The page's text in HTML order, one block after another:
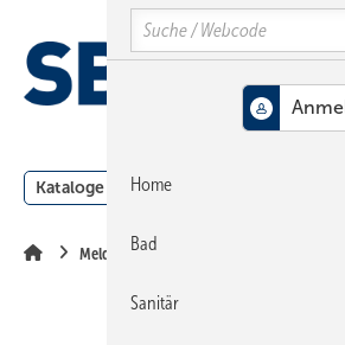
Hauptinhalt
Hauptmenü
SiteSearch
Kataloge Meldungen
Meldungen
Search
Home
Bad
Sanitär